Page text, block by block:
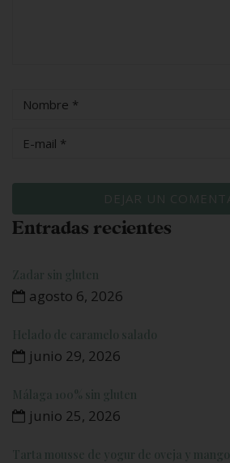
Entradas recientes
Zadar sin gluten
agosto 6, 2026
Helado de caramelo salado
junio 29, 2026
Málaga 100% sin gluten
junio 25, 2026
Tarta mousse de yogur de oveja y mango